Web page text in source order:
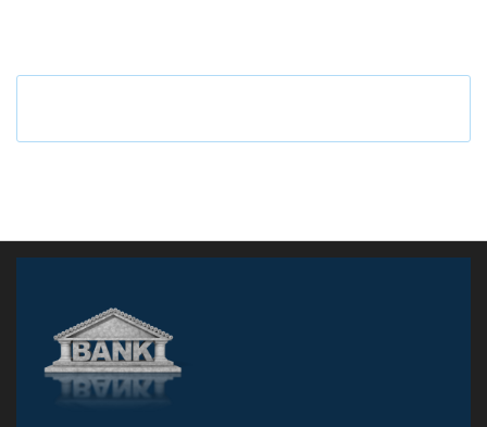
Что будет с наличными деньгами при цифровом